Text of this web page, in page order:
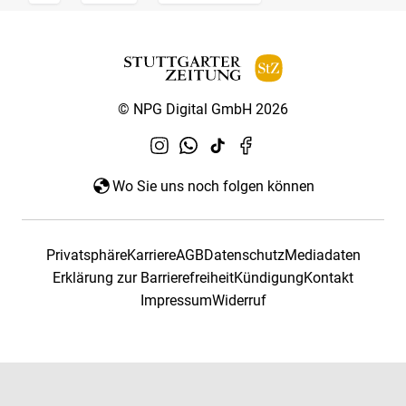
© NPG Digital GmbH 2026
Wo Sie uns noch folgen können
PrivatsphäreKarriereAGBDatenschutzMediadaten
Erklärung zur BarrierefreiheitKündigungKontakt
ImpressumWiderruf